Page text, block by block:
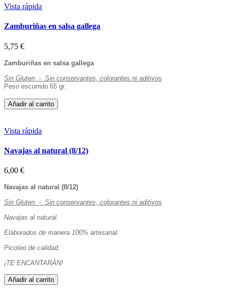
Vista rápida
Zamburiñas en salsa gallega
5,75 €
Zamburiñas en salsa gallega
Sin Gluten - Sin conservantes, colorantes ni aditivos
Peso escurrido 65 gr.
Añadir al carrito
Vista rápida
Navajas al natural (8/12)
6,00 €
Navajas al natural (8/12)
Sin Gluten - Sin conservantes, colorantes ni aditivos
Navajas al natural.
Elaborados de manera 100% artesanal.
Picoteo de calidad.
¡TE ENCANTARÁN!
Añadir al carrito